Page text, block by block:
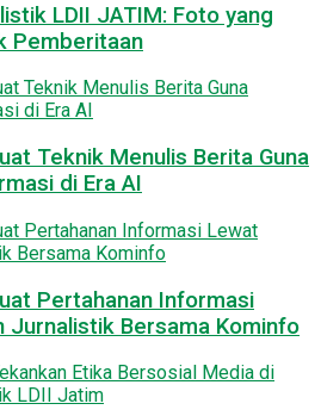
LDII JATIM: Foto yang
Pemberitaan
Teknik Menulis Berita Guna
di Era AI
Pertahanan Informasi
Jurnalistik Bersama Kominfo